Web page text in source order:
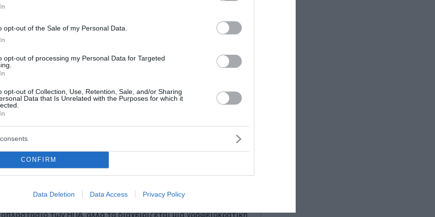
opt-out of the Sale of my Personal Data.
opt-out of processing my Personal Data for Targeted
opt-out of Collection, Use, Retention, Sale, and/or Sharing
Data that Is Unrelated with the Purposes for which it
CONFIRM
Data Deletion Data Access Privacy Policy
τις τελευταίες δύο δεκαετίες.
ως τα δεσμά του «βαθιού κράτους», ο απολογισμός
εγγύς μέλλον. Ηδη ο Τραμπ επιστρέφει σε μια παλαιότερη και
ισχύος.
η δύναμη πηγάζει από ένα σωρό πηγές. Τις τελευταίες δύο
οικονομικής επιβολής εις βάρος του να βρουν πώς να το
θα μπορούσε να ονομαστεί «κράτος οικονομικής ασφάλειας»,
του Υπουργείου Οικονομικών και το Γραφείο Βιομηχανίας
δυσκολεύονται να συντονίσουν την εργασία τους και
μακροπρόθεσμη στρατηγική. Δεν υπάρχει ακόμη σχέδιο για
τους.
Το κράτος οικονομικής ασφάλειας χρειάζεται
τονίζουν οι υπέρμαχοι του. Οι κυρώσεις και οι έλεγχοι των
των ΗΠΑ, αλλά τα διαχειρίζεται μια γραφειοκρατική